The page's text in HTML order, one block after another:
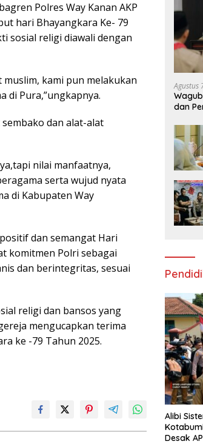
Polres Way Kanan AKP
hari Bhayangkara Ke- 79
sosial religi diawali dengan
kami pun melakukan
di Pura,”ungkapnya.
dan alat-alat
nilai manfaatnya,
serta wujud nyata
di Kabupaten Way
dan semangat Hari
komitmen Polri sebagai
dan berintegritas, sesuai
religi dan bansos yang
mengucapkan terima
ke -79 Tahun 2025.
Agustus
dan
Alibi
Desak